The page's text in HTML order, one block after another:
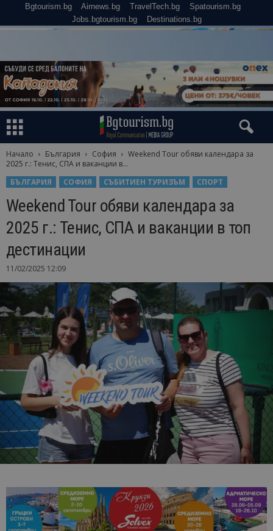
Bgtourism.bg Airnews.bg TravelTech.bg
Spatourism.bg
Jobs.bgtourism.bg
Destinations.bg
Начало България София
Weekend Tour обяви календара за
2025 г.: Тенис, СПА и ваканции в...
БЪЛГАРИЯ
СОФИЯ СЪБИТИЕН ТУРИЗЪМ СПОРТ
Weekend Tour обяви календара за
2025 г.: Тенис, СПА и ваканции в топ
дестинации
11/02/2025 12:09